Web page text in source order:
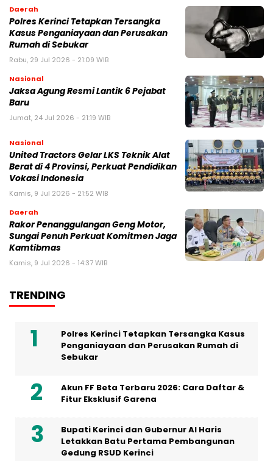
Daerah
Polres Kerinci Tetapkan Tersangka
Kasus Penganiayaan dan Perusakan
Rumah di Sebukar
Rabu, 29 Jul 2026 - 21:09 WIB
Nasional
Jaksa Agung Resmi Lantik 6 Pejabat
Baru
Jumat, 24 Jul 2026 - 21:19 WIB
Nasional
United Tractors Gelar LKS Teknik Alat
Berat di 4 Provinsi, Perkuat Pendidikan
Vokasi Indonesia
Kamis, 9 Jul 2026 - 21:52 WIB
Daerah
Rakor Penanggulangan Geng Motor,
Sungai Penuh Perkuat Komitmen Jaga
Kamtibmas
Kamis, 9 Jul 2026 - 14:37 WIB
TRENDING
Polres Kerinci Tetapkan Tersangka Kasus
Penganiayaan dan Perusakan Rumah di
Sebukar
Akun FF Beta Terbaru 2026: Cara Daftar &
Fitur Eksklusif Garena
Bupati Kerinci dan Gubernur Al Haris
Letakkan Batu Pertama Pembangunan
Gedung RSUD Kerinci